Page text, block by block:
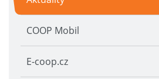
COOP Mobil
E-coop.cz